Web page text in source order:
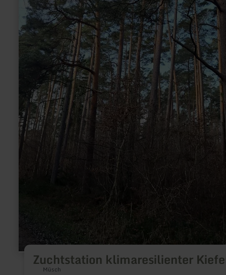
Zuchtstation klimaresilienter
Müsch